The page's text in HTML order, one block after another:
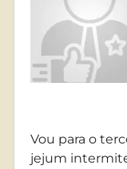
Vou para o
jejum